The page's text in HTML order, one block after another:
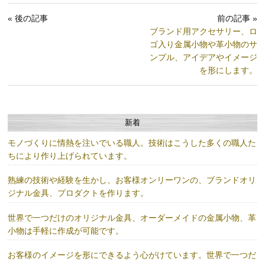
« 後の記事
前の記事 »
ブランド用アクセサリー、ロ
ゴ入り金属小物や革小物のサ
ンプル、アイデアやイメージ
を形にします。
新着
モノづくりに情熱を注いでいる職人。技術はこうした多くの職人た
ちにより作り上げられています。
熟練の技術や経験を生かし、お客様オンリーワンの、ブランドオリ
ジナル金具、プロダクトを作ります。
世界で一つだけのオリジナル金具、オーダーメイドの金属小物、革
小物は手軽に作成が可能です。
お客様のイメージを形にできるよう心がけています。世界で一つだ